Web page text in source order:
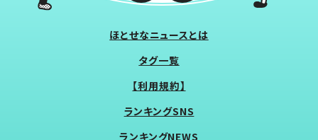
ほとせなニュースとは
タグ一覧
【利用規約】
ランキングSNS
ランキングNEWS